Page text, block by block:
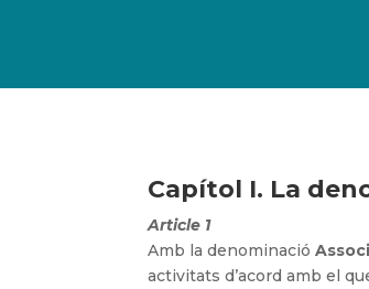
Capítol I. La
Article 1
Amb la denominació
activitats d’acord amb el